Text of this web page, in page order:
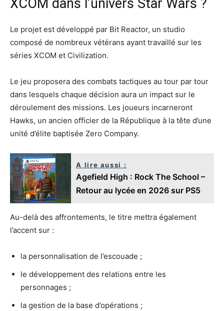
XCOM dans l’univers Star Wars ?
Le projet est développé par Bit Reactor, un studio
composé de nombreux vétérans ayant travaillé sur les
séries XCOM et Civilization.
Le jeu proposera des combats tactiques au tour par tour
dans lesquels chaque décision aura un impact sur le
déroulement des missions. Les joueurs incarneront
Hawks, un ancien officier de la République à la tête d’une
unité d’élite baptisée Zero Company.
A lire aussi :
Agefield High : Rock The School –
Retour au lycée en 2026 sur PS5
Au-delà des affrontements, le titre mettra également
l’accent sur :
la personnalisation de l’escouade ;
le développement des relations entre les
personnages ;
la gestion de la base d’opérations ;